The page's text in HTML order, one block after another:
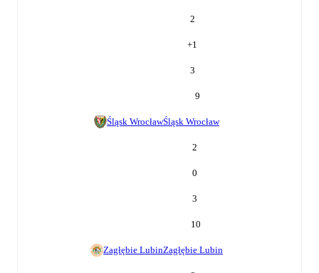
2
+1
3
9
Śląsk WrocławŚląsk Wrocław
2
0
3
10
Zagłębie LubinZagłębie Lubin